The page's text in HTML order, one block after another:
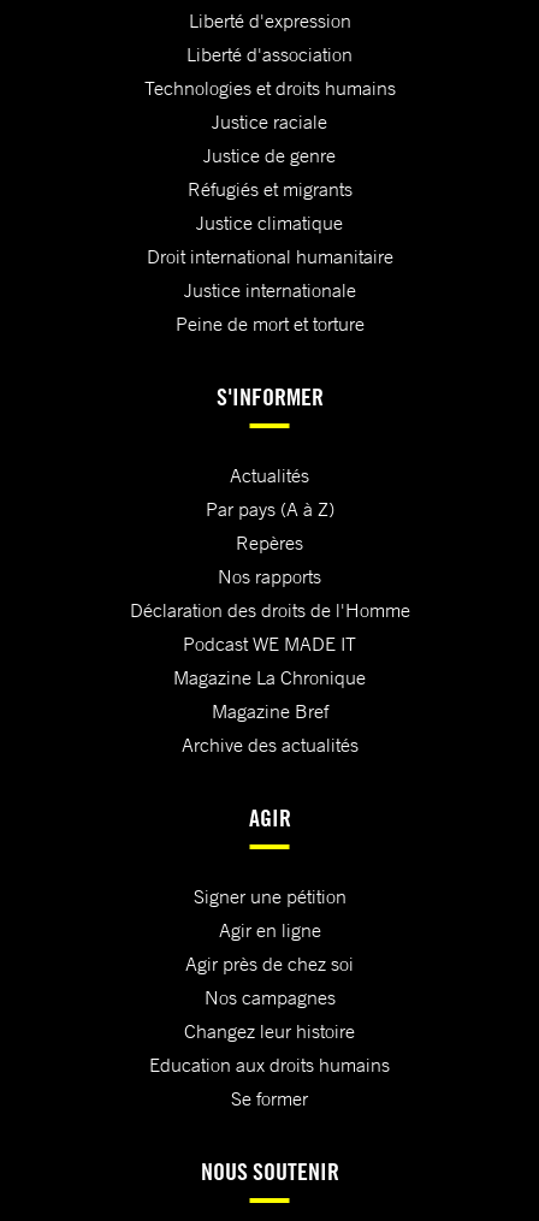
Liberté d'expression
Liberté d'association
Technologies et droits humains
Justice raciale
Justice de genre
Réfugiés et migrants
Justice climatique
Droit international humanitaire
Justice internationale
Peine de mort et torture
S'INFORMER
Actualités
Par pays (A à Z)
Repères
Nos rapports
Déclaration des droits de l'Homme
Podcast WE MADE IT
Magazine La Chronique
Magazine Bref
Archive des actualités
AGIR
Signer une pétition
Agir en ligne
Agir près de chez soi
Nos campagnes
Changez leur histoire
Education aux droits humains
Se former
NOUS SOUTENIR